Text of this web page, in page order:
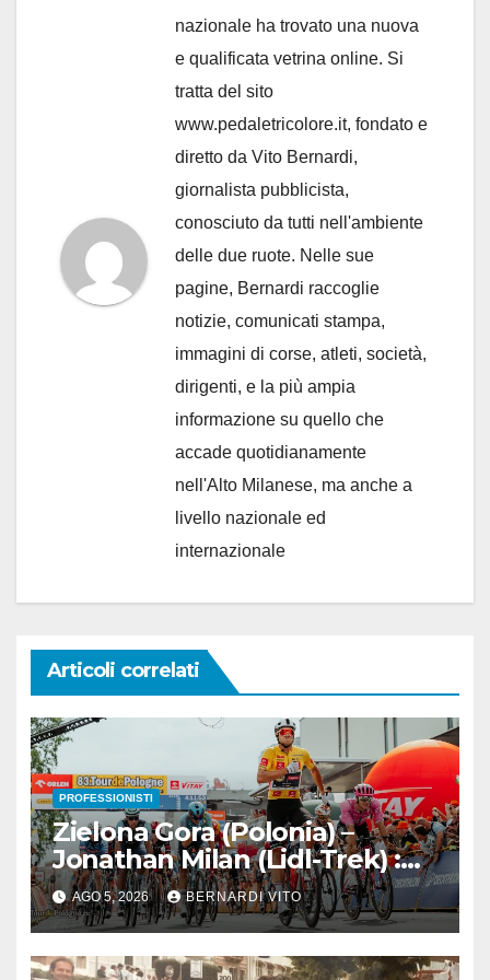
nazionale ha trovato una nuova
e qualificata vetrina online. Si
tratta del sito
www.pedaletricolore.it, fondato e
diretto da Vito Bernardi,
giornalista pubblicista,
conosciuto da tutti nell'ambiente
delle due ruote. Nelle sue
pagine, Bernardi raccoglie
notizie, comunicati stampa,
immagini di corse, atleti, società,
dirigenti, e la più ampia
informazione su quello che
accade quotidianamente
nell'Alto Milanese, ma anche a
livello nazionale ed
internazionale
Articoli correlati
PROFESSIONISTI
Zielona Gora (Polonia) –
Jonathan Milan (Lidl-Trek) :
Vince la terza tappa di
seguito e in maglia gialla
all’83° Giro di Polonia
AGO 5, 2026 BERNARDI VITO